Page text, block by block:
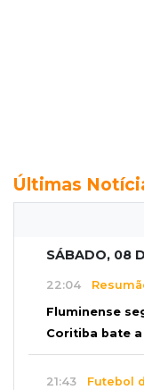
Últimas
SÁBADO, 08
22:04
Fluminense
Coritiba bate
21:43 Futebol